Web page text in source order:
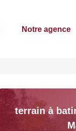
Notre agence
terrain à